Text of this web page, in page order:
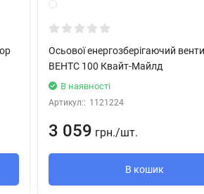
до 4 метров , (угол обнаружения
воздуховодов. Присоединение
Осьової енергозберігаючий
ВЕНТС 100 Квайт-Майлд
В наявності
Артикул:: 1121224
3 059 грн./шт.
В кошик